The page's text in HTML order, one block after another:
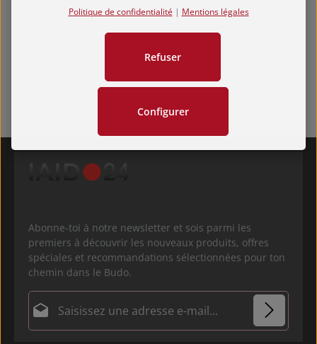
Évaluations
Abonne-toi à notre newsletter et sois parmi les
premiers à découvrir les nouveaux produits, offres
spéciales et recommandations sélectionnées pour ton
chemin dans le Budo.
Adresse e-mail*
Politique de confidentialité | Mentions légales
Refuser
Configurer